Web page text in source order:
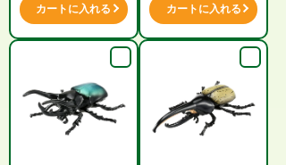
カートに入れる カートに入れる